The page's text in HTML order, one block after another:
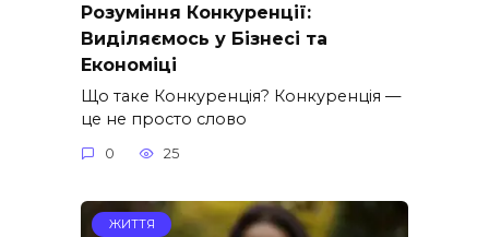
Розуміння Конкуренції:
Виділяємось у Бізнесі та
Економіці
Що таке Конкуренція? Конкуренція —
це не просто слово
0 25
ЖИТТЯ